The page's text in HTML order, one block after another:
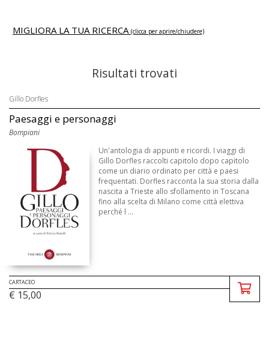
MIGLIORA LA TUA RICERCA (clicca per aprire/chiudere)
Risultati trovati
Gillo Dorfles
Paesaggi e personaggi
Bompiani
Un'antologia di appunti e ricordi. I viaggi di
Gillo Dorfles raccolti capitolo dopo capitolo
come un diario ordinato per città e paesi
frequentati. Dorfles racconta la sua storia dalla
nascita a Trieste allo sfollamento in Toscana
fino alla scelta di Milano come città elettiva
perché l ...
CARTACEO
€ 15,00